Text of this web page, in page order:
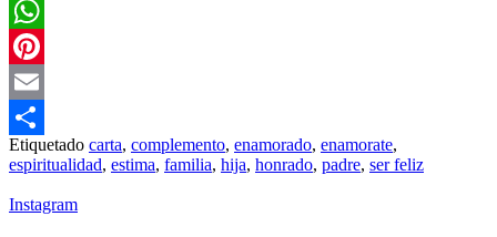
LinkedIn
WhatsApp
Pinterest
Email
Compartir
Etiquetado carta, complemento, enamorado, enamorate,
espiritualidad, estima, familia, hija, honrado, padre, ser feliz
Instagram